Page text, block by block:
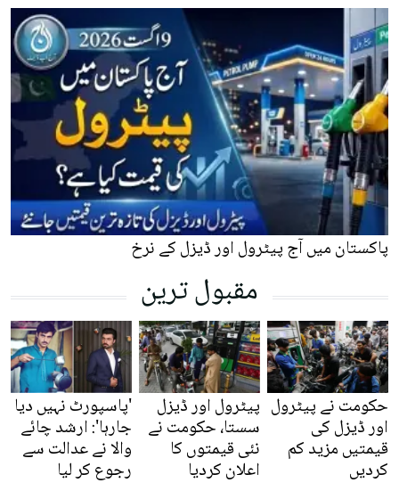
پاکستان میں آج پیٹرول اور ڈیزل کے نرخ
مقبول ترین
حکومت نے پیٹرول
اور ڈیزل کی
قیمتیں مزید کم
کردیں
پیٹرول اور ڈیزل
سستا، حکومت نے
نئی قیمتوں کا
اعلان کردیا
'پاسپورٹ نہیں دیا
جارہا': ارشد چائے
والا نے عدالت سے
رجوع کر لیا